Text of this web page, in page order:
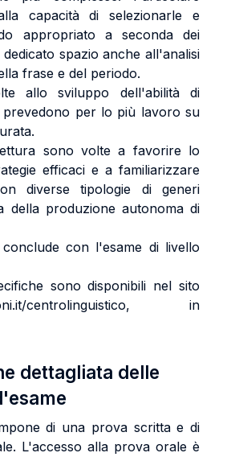
capacità di selezionarle e
appropriato a seconda dei
spazio anche all'analisi
frase e del periodo.
allo sviluppo dell'abilità di
prevedono per lo più lavoro su
sono volte a favorire lo
efficaci e a familiarizzare
diverse tipologie di generi
della produzione autonoma di
con l'esame di livello
sono disponibili nel sito
centrolinguistico, in
dettagliata delle
di una prova scritta e di
L'accesso alla prova orale è